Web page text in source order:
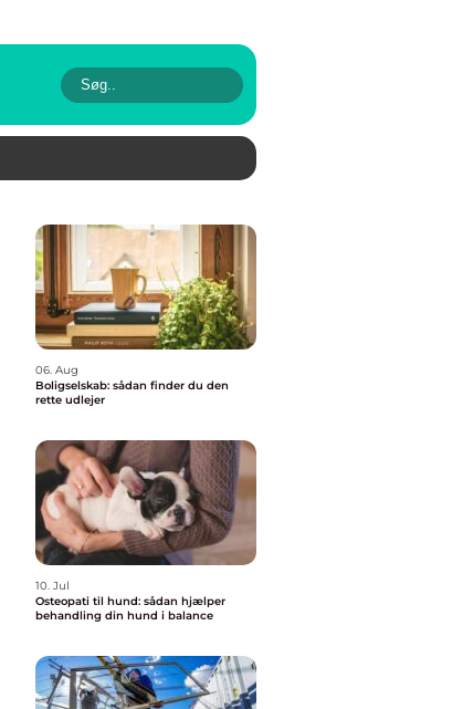
06. Aug
Boligselskab: sådan finder du den
rette udlejer
10. Jul
Osteopati til hund: sådan hjælper
behandling din hund i balance